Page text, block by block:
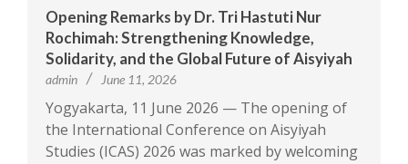
Opening Remarks by Dr. Tri Hastuti Nur
Rochimah: Strengthening Knowledge,
Solidarity, and the Global Future of Aisyiyah
admin June 11, 2026
Yogyakarta, 11 June 2026 — The opening of
the International Conference on Aisyiyah
Studies (ICAS) 2026 was marked by welcoming